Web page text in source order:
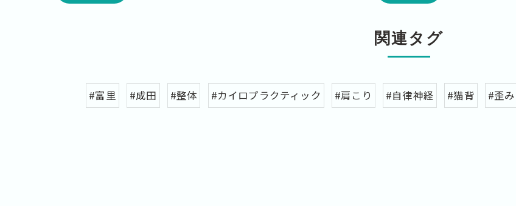
関連タグ
#富里 #成田 #整体 #カイロプラクティック #肩こり #自律神経 #猫背 #歪み